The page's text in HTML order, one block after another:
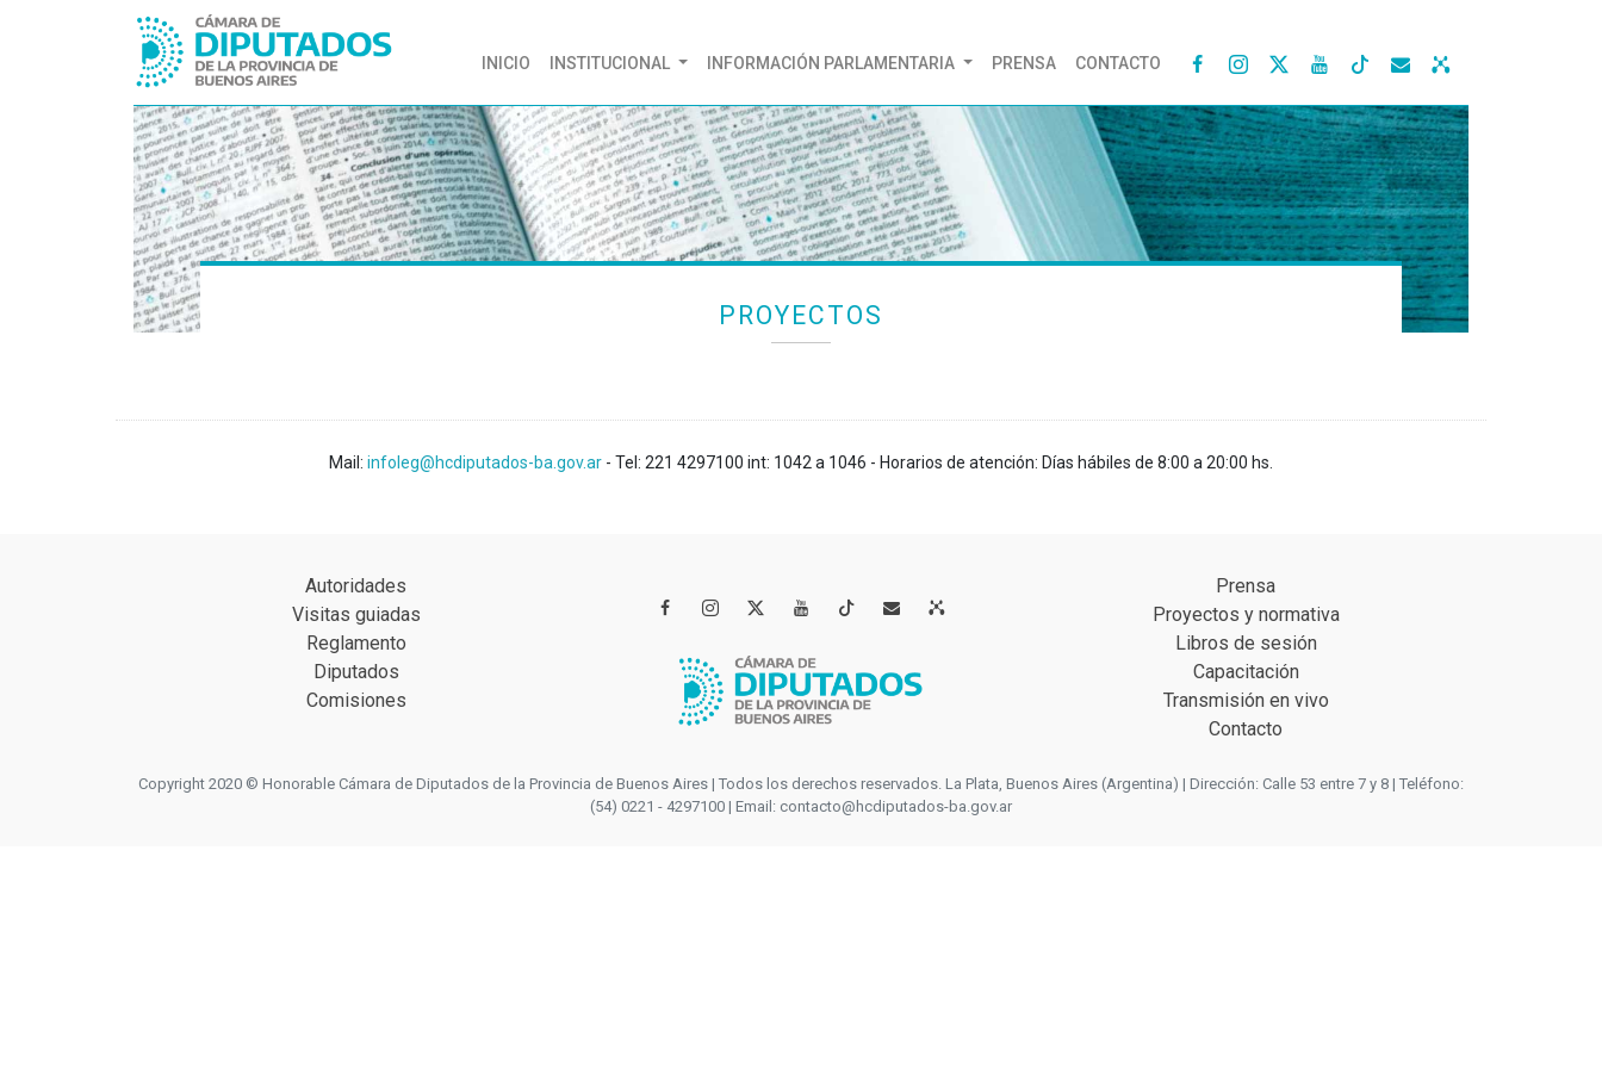
INICIO (CURRENT)
INSTITUCIONAL INFORMACIÓN PARLAMENTARIA PRENSA CONTACTO    
PROYECTOS
Mail: infoleg@hcdiputados-ba.gov.ar - Tel: 221 4297100 int: 1042 a 1046 - Horarios de atención: Días hábiles de 8:00 a 20:00 hs.
Autoridades
Visitas guiadas
Reglamento
Diputados
Comisiones
   
Prensa
Proyectos y normativa
Libros de sesión
Capacitación
Transmisión en vivo
Contacto
Copyright 2020 © Honorable Cámara de Diputados de la Provincia de Buenos Aires | Todos los derechos reservados. La Plata, Buenos Aires (Argentina) | Dirección: Calle 53 entre 7 y 8 | Teléfono:
(54) 0221 - 4297100 | Email: contacto@hcdiputados-ba.gov.ar